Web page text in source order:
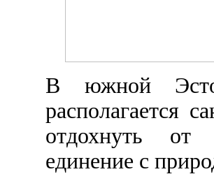
В южной
располагается
отдохнуть от
единение с